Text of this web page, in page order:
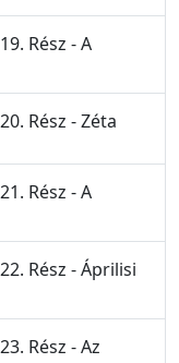
Rész - A
Rész - Zéta
Rész - A
Rész - Áprilisi
Rész - Az